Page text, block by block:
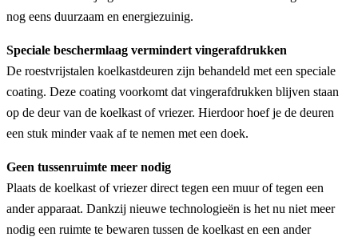
nog eens duurzaam en energiezuinig.
Speciale beschermlaag vermindert vingerafdrukken
De roestvrijstalen koelkastdeuren zijn behandeld met een speciale
coating. Deze coating voorkomt dat vingerafdrukken blijven staan
op de deur van de koelkast of vriezer. Hierdoor hoef je de deuren
een stuk minder vaak af te nemen met een doek.
Geen tussenruimte meer nodig
Plaats de koelkast of vriezer direct tegen een muur of tegen een
ander apparaat. Dankzij nieuwe technologieën is het nu niet meer
nodig een ruimte te bewaren tussen de koelkast en een ander